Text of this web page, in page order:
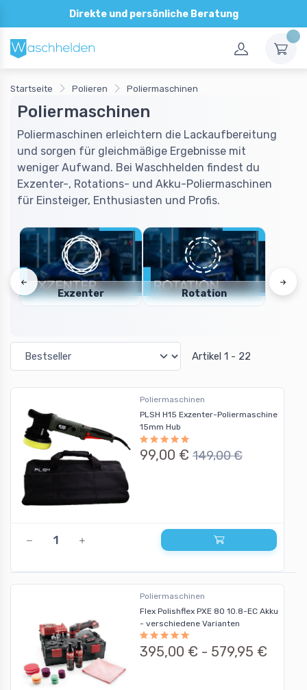
Direkte und persönliche Beratung
Startseite Polieren Poliermaschinen
Poliermaschinen
Poliermaschinen erleichtern die Lackaufbereitung
und sorgen für gleichmäßige Ergebnisse mit
weniger Aufwand. Bei Waschhelden findest du
Exzenter-, Rotations- und Akku-Poliermaschinen
für Einsteiger, Enthusiasten und Profis.
Exzenter Rotation
Artikel 1 - 22
Poliermaschinen
PLSH H15 Exzenter-Poliermaschine
15mm Hub
99,00 € 149,00 €
Poliermaschinen
Flex Polishflex PXE 80 10.8-EC Akku
- verschiedene Varianten
395,00 € - 579,95 €